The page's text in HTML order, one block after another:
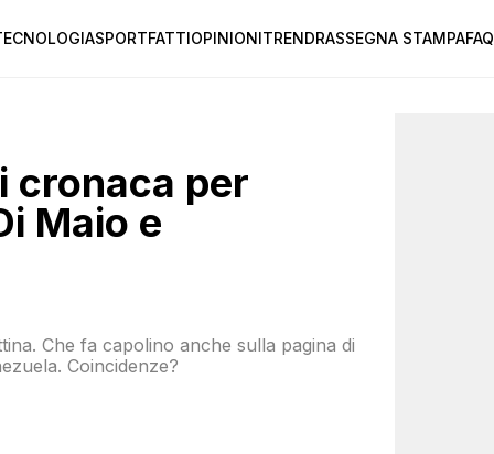
SPORTFATTIOPINIONITRENDRASSEGNA STAMPAFAQ
cronaca per
Maio e
Che fa capolino anche sulla pagina di
Coincidenze?